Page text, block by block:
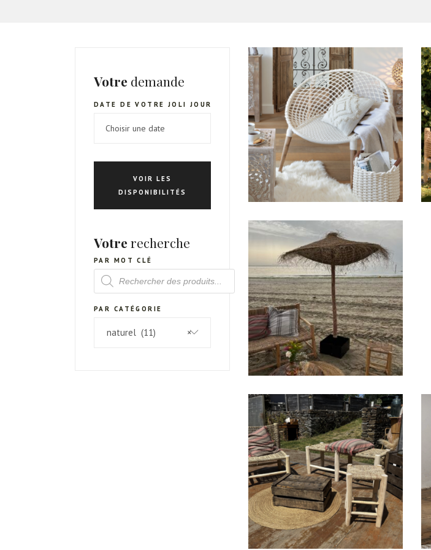
Fauteuil Maya
29,00€
Parasol bois Helios
39,00€
Tabouret bois Adam
9,00€
Votre demande
DATE DE VOTRE JOLI JOUR
VOIR LES
DISPONIBILITÉS
Votrerecherche
PAR MOT CLÉ
DE
PRODUITS
PAR CATÉGORIE
×
naturel (11)